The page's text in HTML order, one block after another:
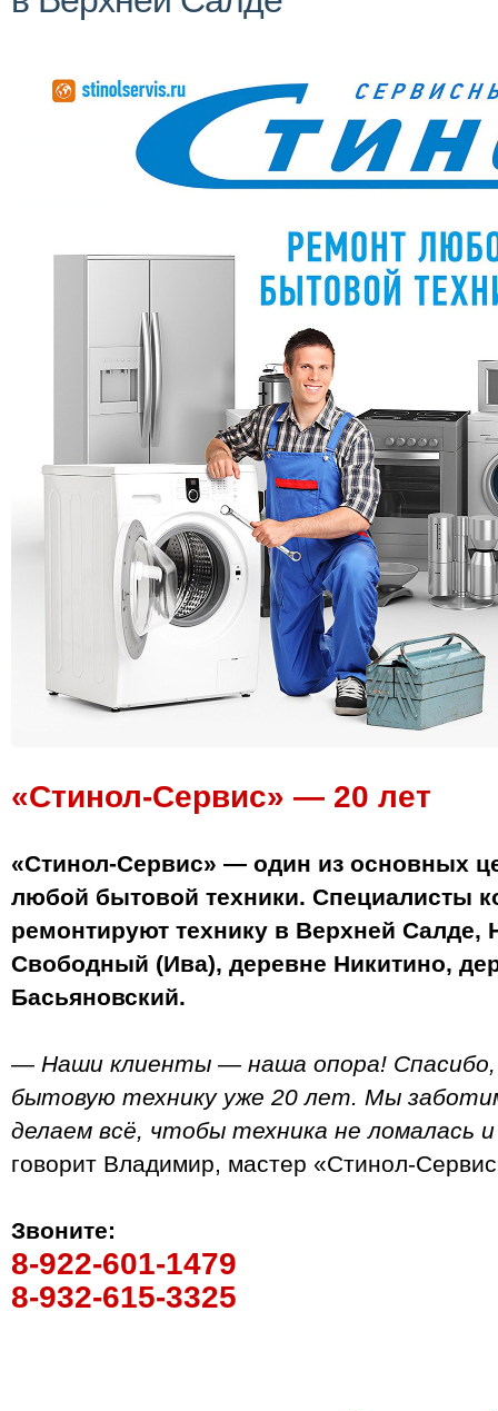
«Стинол-Сервис» — 20 лет
«Стинол-Сервис» — один из основных
любой бытовой техники. Специалисты
ремонтируют технику в Верхней Салде,
Свободный (Ива), деревне Никитино,
Басьяновский.
— Наши клиенты — наша опора!
бытовую технику уже 20 лет. Мы
делаем всё, чтобы техника не ломалась
говорит Владимир, мастер «Стинол-
Звоните:
8-922-601-1479
8-932-615-3325